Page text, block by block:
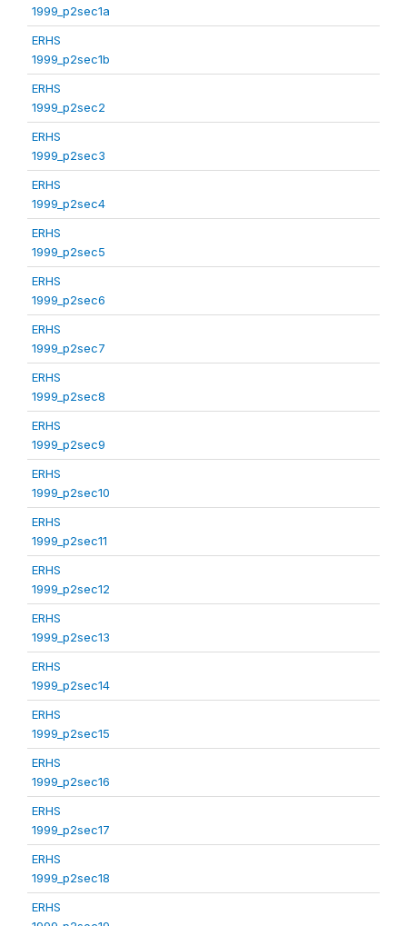
1999_p2sec1a
ERHS
1999_p2sec1b
ERHS
1999_p2sec2
ERHS
1999_p2sec3
ERHS
1999_p2sec4
ERHS
1999_p2sec5
ERHS
1999_p2sec6
ERHS
1999_p2sec7
ERHS
1999_p2sec8
ERHS
1999_p2sec9
ERHS
1999_p2sec10
ERHS
1999_p2sec11
ERHS
1999_p2sec12
ERHS
1999_p2sec13
ERHS
1999_p2sec14
ERHS
1999_p2sec15
ERHS
1999_p2sec16
ERHS
1999_p2sec17
ERHS
1999_p2sec18
ERHS